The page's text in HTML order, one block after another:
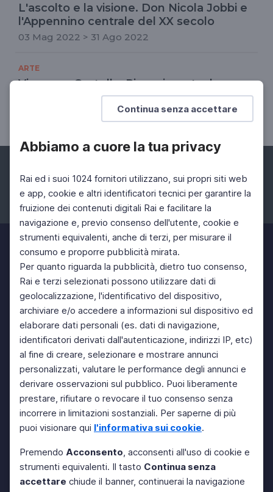
Continua senza accettare
Abbiamo a cuore la tua privacy
Rai ed i suoi 1024 fornitori utilizzano, sui propri siti web
e app, cookie e altri identificatori tecnici per garantire la
fruizione dei contenuti digitali Rai e facilitare la
navigazione e, previo consenso dell'utente, cookie e
strumenti equivalenti, anche di terzi, per misurare il
consumo e proporre pubblicità mirata.
Per quanto riguarda la pubblicità, dietro tuo consenso,
Rai e terzi selezionati possono utilizzare dati di
geolocalizzazione, l'identificativo del dispositivo,
archiviare e/o accedere a informazioni sul dispositivo ed
elaborare dati personali (es. dati di navigazione,
identificatori derivati dall'autenticazione, indirizzi IP, etc)
al fine di creare, selezionare e mostrare annunci
personalizzati, valutare le performance degli annunci e
derivare osservazioni sul pubblico. Puoi liberamente
prestare, rifiutare o revocare il tuo consenso senza
incorrere in limitazioni sostanziali. Per saperne di più
puoi visionare qui l'informativa sui cookie.
Premendo Acconsento, acconsenti all'uso di cookie e
strumenti equivalenti. Il tasto Continua senza
accettare chiude il banner, continuerai la navigazione
L'ascolto e la visione. Don Nicola Jobbi e
l'Appennino centrale del XX secolo
03 Mag 2022 > 31 Ago 2022
ARTE
Vincenzo Castella. Rinascimento, luce
30 Nov 2023 > 22 Mar 2024
Facebook Instagram Twitter